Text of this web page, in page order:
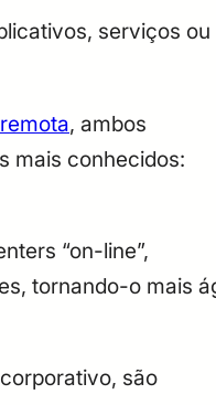
serviços ou
, ambos
mais conhecidos:
“on-line”,
tornando-o mais
são